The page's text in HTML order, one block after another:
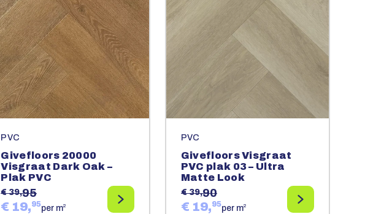
PVC
Givefloors 20000
Visgraat Dark Oak –
Plak PVC
€ 39,95
€ 19,95per m2
PVC
Givefloors Visgraat
PVC plak 03 – Ultra
Matte Look
€ 39,90
€ 19,95per m2